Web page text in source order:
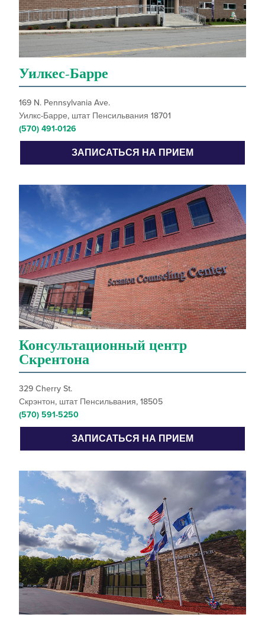
Уилкес-Барре
169 N. Pennsylvania Ave.
Уилкс-Барре, штат Пенсильвания 18701
(570) 491-0126
ЗАПИСАТЬСЯ НА ПРИЕМ
Консультационный центр
Скрентона
329 Cherry St.
Скрэнтон, штат Пенсильвания, 18505
(570) 591-5250
ЗАПИСАТЬСЯ НА ПРИЕМ